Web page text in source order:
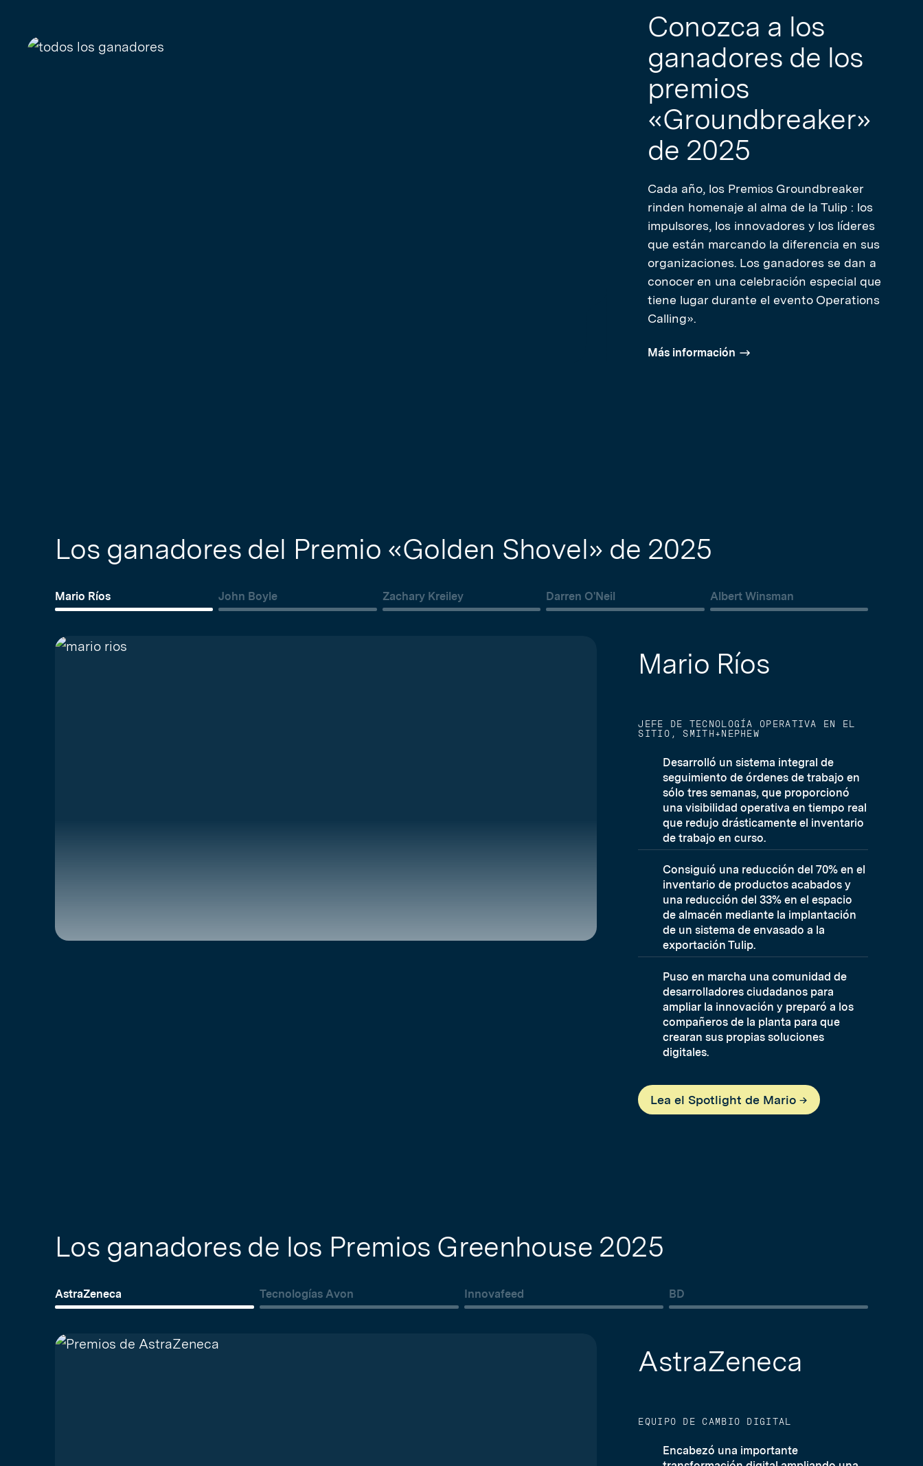
Conozca a los
ganadores de los
premios
«Groundbreaker»
de 2025
Cada año, los Premios Groundbreaker
rinden homenaje al alma de la Tulip : los
impulsores, los innovadores y los líderes
que están marcando la diferencia en sus
organizaciones. Los ganadores se dan a
conocer en una celebración especial que
tiene lugar durante el evento Operations
Calling».
Más información
Los ganadores del Premio «Golden Shovel» de 2025
Mario Ríos John Boyle Zachary Kreiley Darren O'Neil Albert Winsman
Mario Ríos
JEFE DE TECNOLOGÍA OPERATIVA EN EL
SITIO, SMITH+NEPHEW
Desarrolló un sistema integral de
seguimiento de órdenes de trabajo en
sólo tres semanas, que proporcionó
una visibilidad operativa en tiempo real
que redujo drásticamente el inventario
de trabajo en curso.
Consiguió una reducción del 70% en el
inventario de productos acabados y
una reducción del 33% en el espacio
de almacén mediante la implantación
de un sistema de envasado a la
exportación Tulip.
Puso en marcha una comunidad de
desarrolladores ciudadanos para
ampliar la innovación y preparó a los
compañeros de la planta para que
crearan sus propias soluciones
digitales.
Lea el Spotlight de Mario →
Los ganadores de los Premios Greenhouse 2025
AstraZeneca Tecnologías Avon Innovafeed BD
AstraZeneca
EQUIPO DE CAMBIO DIGITAL
Encabezó una importante